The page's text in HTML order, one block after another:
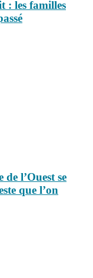
: les familles
l’Ouest se
que l’on